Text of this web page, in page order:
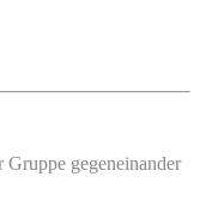
gegeneinander